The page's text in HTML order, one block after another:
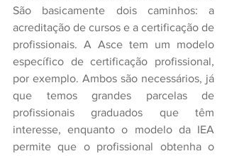
São basicamente dois caminhos: a
acreditação de cursos e a certificação de
profissionais. A Asce tem um modelo
específico de certificação profissional,
por exemplo. Ambos são necessários, já
que temos grandes parcelas de
profissionais graduados que têm
interesse, enquanto o modelo da IEA
permite que o profissional obtenha o